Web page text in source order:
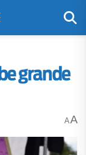
grande
AA